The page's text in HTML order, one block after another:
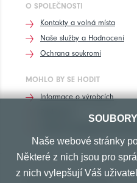
O SPOLEČNOSTI
Kontakty a volná místa
Naše služby a Hodnocení
Ochrana soukromí
MOHLO BY SE HODIT
Informace o výrobcích
Naše webové stránky
Některé z nich jsou pro
z nich vylepšují Váš